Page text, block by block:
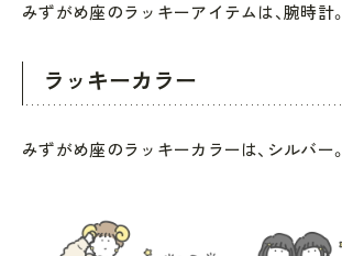
みずがめ座のラッキーアイテムは、腕時計。
ラッキーカラー
みずがめ座のラッキーカラーは、シルバー。